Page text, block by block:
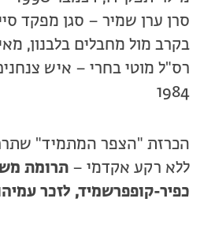
סרן ערן שמיר – סגן מפקד
בקרב מול מחבלים בלבנון, מאי
רס"ל מוטי בחרי – איש
1984
הכרזת "הצפר המתמיד"
ללא רקע אקדמי – תרומת
כפיר-קופפרשמיד, לזכר